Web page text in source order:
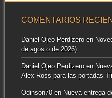
COMENTARIOS
Daniel Ojeo Perdizeroen
de agosto de 2026)
Daniel Ojeo Perdizeroen
Alex Ross para las portadas
Odinson70en Nueva entrega